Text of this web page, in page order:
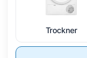
Trockner